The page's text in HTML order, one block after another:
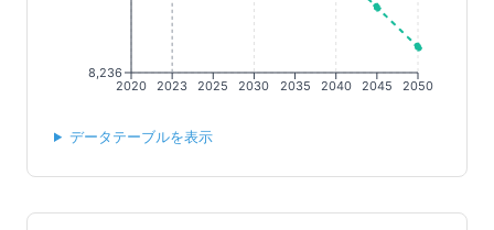
2020 2023 2025 2030 2035 2040 2045 2050
8,236
データテーブルを表示